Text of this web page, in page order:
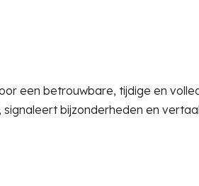
een betrouwbare, tijdige en
bijzonderheden en